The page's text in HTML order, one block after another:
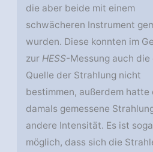
die aber beide mit einem
schwächeren Instrument
wurden. Diese konnten im
zurHESS-Messung auch die
Quelle der Strahlung nicht
bestimmen, außerdem hatte
damals gemessene
andere Intensität. Es ist
möglich, dass sich die